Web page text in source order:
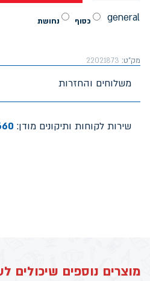
general כסוף נחושת
מק"ט: 22021873
משלוחים והחזרות
שירות לקוחות ותיקונים מודן:
מוצרים נוספים שיכולים